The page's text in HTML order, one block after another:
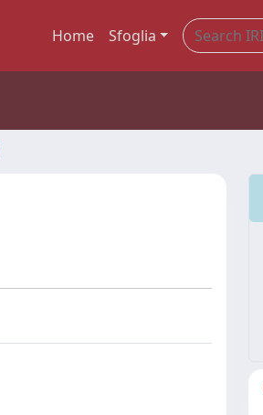
Home Sfoglia